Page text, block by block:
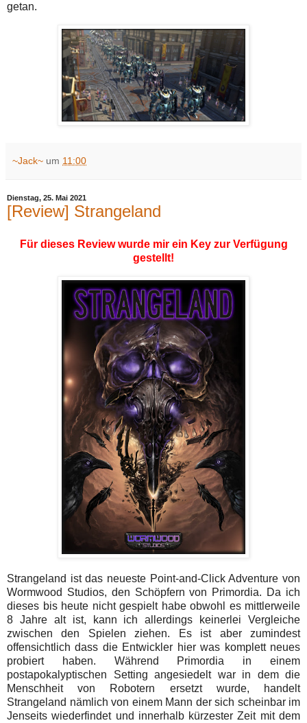
getan.
~Jack~ um 11:00
Dienstag, 25. Mai 2021
[Review] Strangeland
Für dieses Review wurde mir ein Key zur Verfügung
gestellt!
Strangeland ist das neueste Point-and-Click Adventure von
Wormwood Studios, den Schöpfern von Primordia. Da ich
dieses bis heute nicht gespielt habe obwohl es mittlerweile
8 Jahre alt ist, kann ich allerdings keinerlei Vergleiche
zwischen den Spielen ziehen. Es ist aber zumindest
offensichtlich dass die Entwickler hier was komplett neues
probiert haben. Während Primordia in einem
postapokalyptischen Setting angesiedelt war in dem die
Menschheit von Robotern ersetzt wurde, handelt
Strangeland nämlich von einem Mann der sich scheinbar im
Jenseits wiederfindet und innerhalb kürzester Zeit mit dem